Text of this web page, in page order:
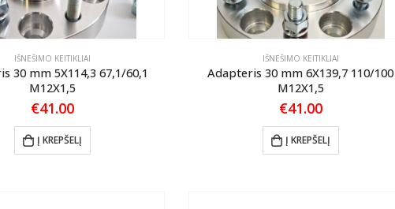
IŠNEŠIMO KEITIKLIAI
30 mm 5X114,3 67,1/60,1
M12X1,5
€41.00
Į KREPŠELĮ
IŠNEŠIMO KEITIKLIAI
Adapteris 30 mm 6X139,7 110/100
M12X1,5
€41.00
Į KREPŠELĮ